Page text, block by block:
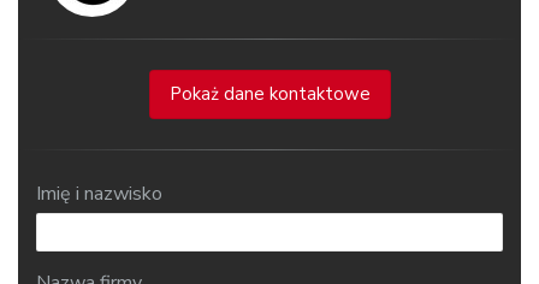
Pokaż dane kontaktowe
Imię i nazwisko